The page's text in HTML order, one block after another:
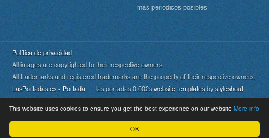
OK
This website uses cookies to ensure you get the best experience on our website More info
mas periodicos posibles.
Política de privacidad
All images are copyrighted to their respective owners.
All trademarks and registered trademarks are the property of their respective owners.
LasPortadas.es - Portada las portadas 0.002s website templates by styleshout